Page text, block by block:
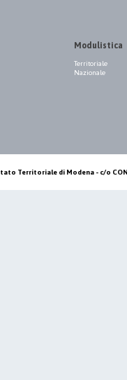
Modulistica
Territoriale
Nazionale
Territoriale di Modena - c/o